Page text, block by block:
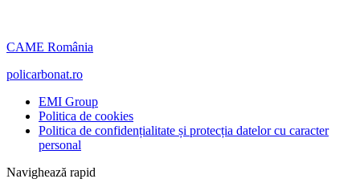
CAME România
policarbonat.ro
EMI Group
Politica de cookies
Politica de confidențialitate și protecția datelor cu caracter
personal
Navighează rapid